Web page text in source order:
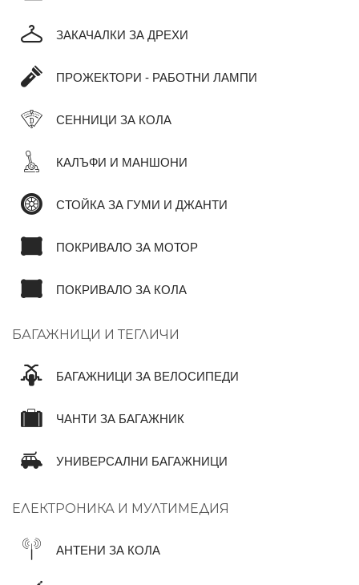
ЗАКАЧАЛКИ ЗА ДРЕХИ
ПРОЖЕКТОРИ - РАБОТНИ ЛАМПИ
СЕННИЦИ ЗА КОЛА
КАЛЪФИ И МАНШОНИ
СТОЙКА ЗА ГУМИ И ДЖАНТИ
ПОКРИВАЛО ЗА МОТОР
ПОКРИВАЛО ЗА КОЛА
БАГАЖНИЦИ И ТЕГЛИЧИ
БАГАЖНИЦИ ЗА ВЕЛОСИПЕДИ
ЧАНТИ ЗА БАГАЖНИК
УНИВЕРСАЛНИ БАГАЖНИЦИ
ЕЛЕКТРОНИКА И МУЛТИМЕДИЯ
АНТЕНИ ЗА КОЛА